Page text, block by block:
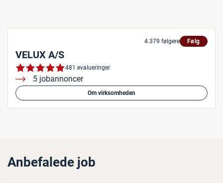
4.379 følgere Følg
VELUX A/S
481 evalueringer
5 jobannoncer
Om virksomheden
Anbefalede job